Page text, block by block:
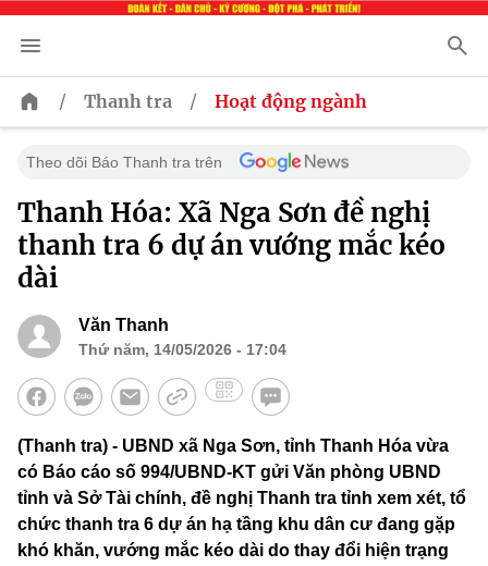
/ Thanh tra / Hoạt động ngành
Theo dõi Báo Thanh tra trên
Thanh Hóa: Xã Nga Sơn đề nghị
thanh tra 6 dự án vướng mắc kéo
dài
Văn Thanh
Thứ năm, 14/05/2026 - 17:04
(Thanh tra) - UBND xã Nga Sơn, tỉnh Thanh Hóa vừa
có Báo cáo số 994/UBND-KT gửi Văn phòng UBND
tỉnh và Sở Tài chính, đề nghị Thanh tra tỉnh xem xét, tổ
chức thanh tra 6 dự án hạ tầng khu dân cư đang gặp
khó khăn, vướng mắc kéo dài do thay đổi hiện trạng